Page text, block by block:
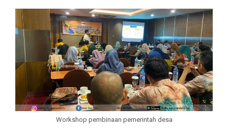
Workshop pembinaan pemerintah desa